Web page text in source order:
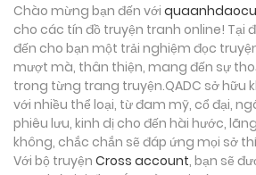
Chào mừng bạn đến với
cho các tín đồ truyện tranh online! Tại
đến cho bạn một trải nghiệm đọc
mượt mà, thân thiện, mang đến sự
trong từng trang truyện.QADC sở hữu
với nhiều thể loại, từ đam mỹ, cổ đại,
phiêu lưu, kinh dị cho đến hài hước,
không, chắc chắn sẽ đáp ứng mọi sở
Với bộ truyện Cross account, bạn sẽ